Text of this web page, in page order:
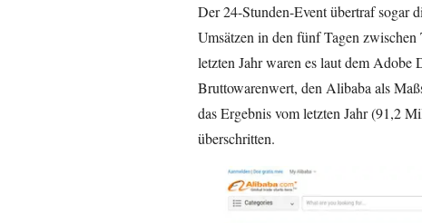
Der 24-Stunden-Event übertraf sogar
Umsätzen in den fünf Tagen
letzten Jahr waren es laut dem
Bruttowarenwert, den Alibaba als
das Ergebnis vom letzten Jahr (91,2
überschritten.